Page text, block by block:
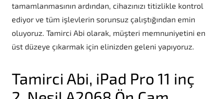
tamamlanmasının ardından, cihazınızı titizlikle kontrol
ediyor ve tüm işlevlerin sorunsuz çalıştığından emin
oluyoruz. Tamirci Abi olarak, müşteri memnuniyetini en
üst düzeye çıkarmak için elinizden geleni yapıyoruz.
Tamirci Abi, iPad Pro 11 inç